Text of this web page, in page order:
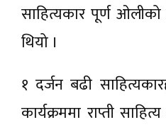
साहित्यकार पूर्ण
थियो ।
१ दर्जन बढी
कार्यक्रममा राप्ती